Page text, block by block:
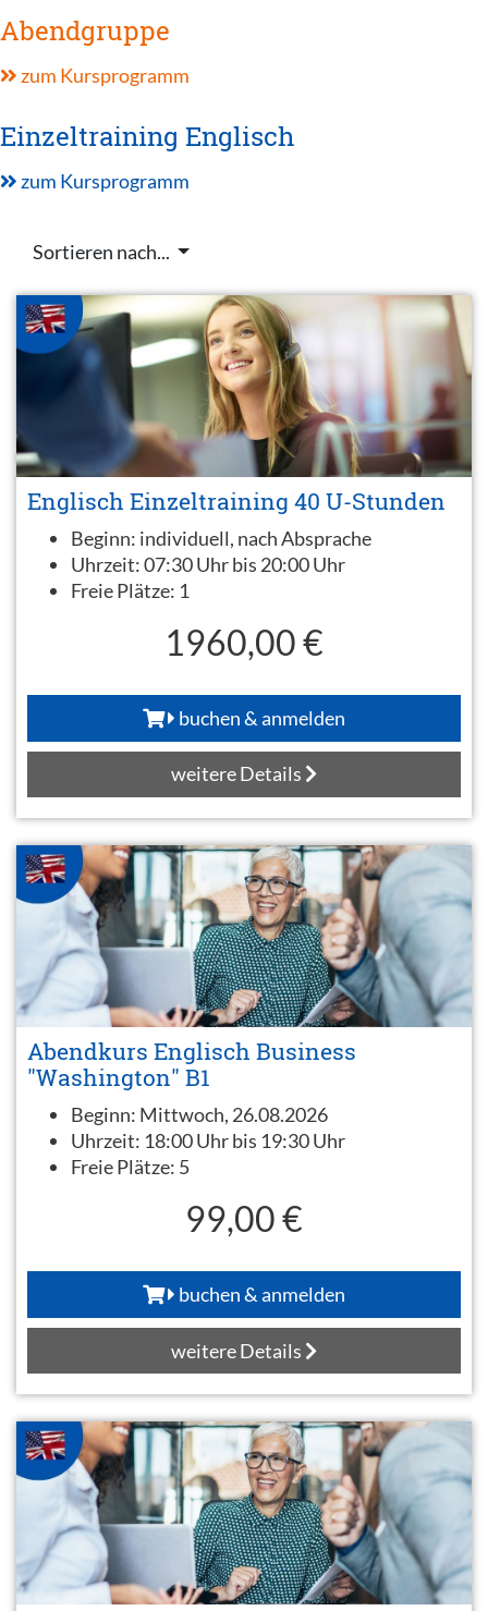
Abendgruppe
zum Kursprogramm
Einzeltraining Englisch
zum Kursprogramm
Sortieren nach...
Englisch Einzeltraining 40 U-Stunden
Beginn: individuell, nach Absprache
Uhrzeit:07:30 Uhr bis 20:00 Uhr
Freie Plätze: 1
1960,00 €
buchen & anmelden
weitere Details
Abendkurs Englisch Business
"Washington" B1
Beginn: Mittwoch, 26.08.2026
Uhrzeit: 18:00 Uhr bis 19:30 Uhr
Freie Plätze: 5
99,00 €
buchen & anmelden
weitere Details